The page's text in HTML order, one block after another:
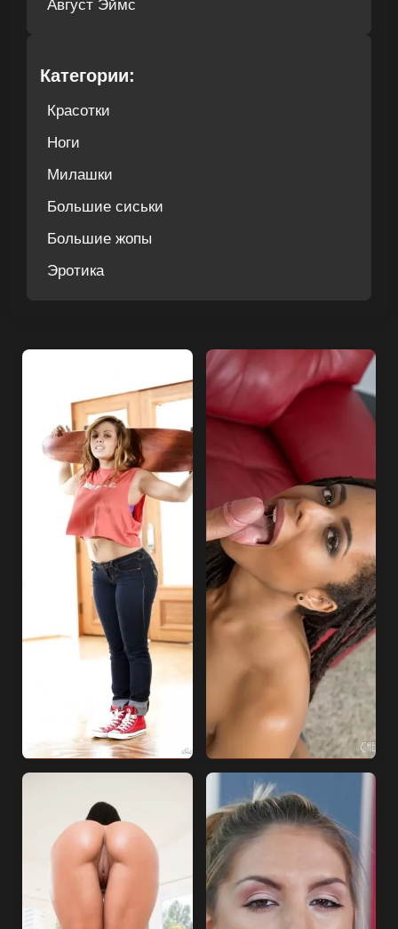
Август Эймс
Категории:
Красотки
Ноги
Милашки
Большие сиськи
Большие жопы
Эротика